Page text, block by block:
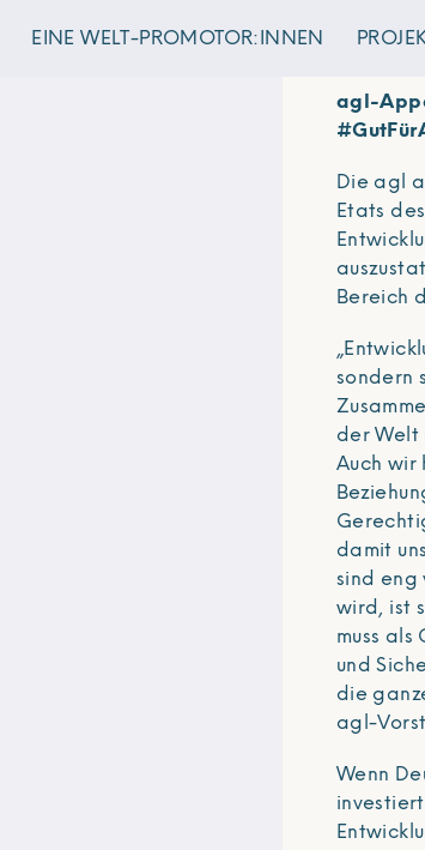
EINE WELT-PROMOTOR:INNEN
agl-
Die agl
Etats
Bereich
sondern
der Welt
Auch wir
damit
sind eng
wird, ist
muss
und
die
agl-
Wenn